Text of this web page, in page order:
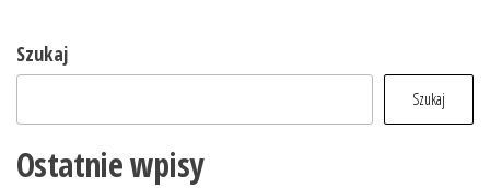
Szukaj
Szukaj
Ostatnie wpisy